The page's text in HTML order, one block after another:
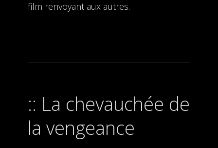
film renvoyant aux autres.
La chevauchée de
la vengeance